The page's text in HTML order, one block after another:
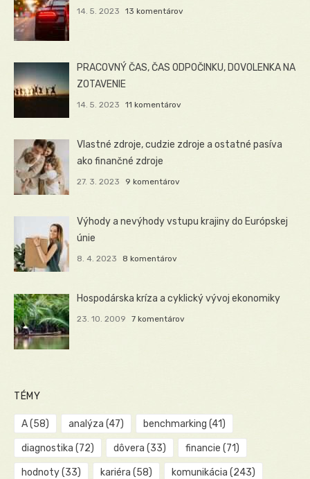
14. 5. 2023 13 komentárov
PRACOVNÝ ČAS, ČAS ODPOČINKU, DOVOLENKA NA
ZOTAVENIE
14. 5. 2023 11 komentárov
Vlastné zdroje, cudzie zdroje a ostatné pasíva
ako finančné zdroje
27. 3. 2023 9 komentárov
Výhody a nevýhody vstupu krajiny do Európskej
únie
8. 4. 2023 8 komentárov
Hospodárska kríza a cyklický vývoj ekonomiky
23. 10. 2009 7 komentárov
TÉMY
A(58) analýza (47) benchmarking (41)
diagnostika (72) dôvera (33) financie (71)
hodnoty(33) kariéra (58) komunikácia (243)